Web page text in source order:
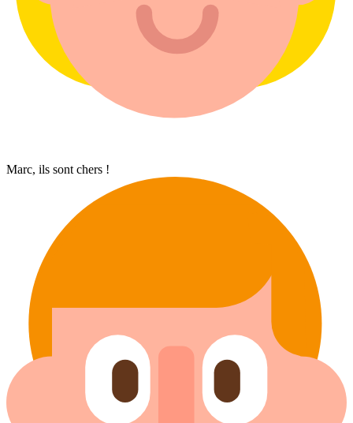
Marc, ils sont chers !